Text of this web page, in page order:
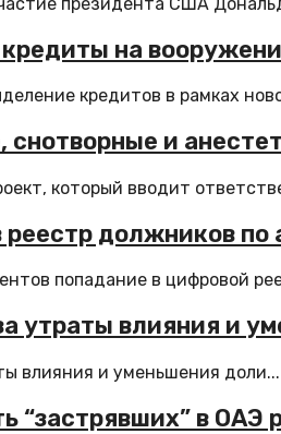
на
кредитов в рамках
и
который вводит
должников
попадание в цифровой
утраты влияния и
влияния и уменьшения доли...
“застрявших” в ОАЭ